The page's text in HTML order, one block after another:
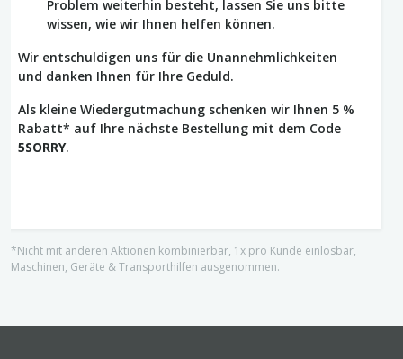
Problem weiterhin besteht, lassen Sie uns bitte
wissen, wie wir Ihnen helfen können.
Wir entschuldigen uns für die Unannehmlichkeiten
und danken Ihnen für Ihre Geduld.
Als kleine Wiedergutmachung schenken wir Ihnen 5 %
Rabatt* auf Ihre nächste Bestellung mit dem Code
5SORRY.
*Nicht mit anderen Aktionen kombinierbar, 1x pro Kunde einlösbar,
Maschinen, Geräte & Transporthilfen ausgenommen.